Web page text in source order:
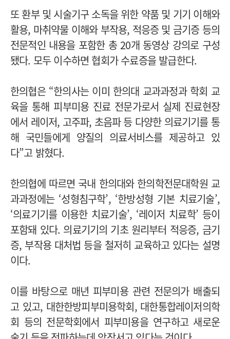
또 환부 및 시술기구 소독을 위한 약품 및 기기 이해와
활용, 마취약물 이해와 부작용, 적응증 및 금기증 등의
전문적인 내용을 포함한 총 20개 동영상 강의로 구성
됐다. 모두 이수하면 협회가 수료증을 발급한다.
한의협은 “한의사는 이미 한의대 교과과정과 학회 교
육을 통해 피부미용 진료 전문가로서 실제 진료현장
에서 레이저, 고주파, 초음파 등 다양한 의료기기를 통
해 국민들에게 양질의 의료서비스를 제공하고 있
다”고 밝혔다.
한의협에 따르면 국내 한의대와 한의학전문대학원 교
과과정에는 ‘성형침구학’, ‘한방성형 기본 치료기술’,
‘의료기기를 이용한 치료기술’, ‘레이저 치료학’ 등이
포함돼 있다. 의료기기의 기초 원리부터 적응증, 금기
증, 부작용 대처법 등을 철저히 교육하고 있다는 설명
이다.
이를 바탕으로 매년 피부미용 관련 전문의가 배출되
고 있고, 대한한방피부미용학회, 대한통합레이저의학
회 등의 전문학회에서 피부미용을 연구하고 새로운